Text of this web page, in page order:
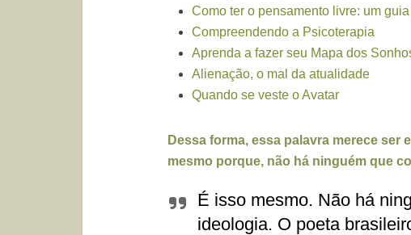
Como ter o pensamento livre: um
Compreendendo a Psicoterapia
Aprenda a fazer seu Mapa dos
Alienação, o mal da atualidade
Quando se veste o Avatar
Dessa forma, essa palavra merece
mesmo porque, não há ninguém que
É isso mesmo. Não há
ideologia. O poeta